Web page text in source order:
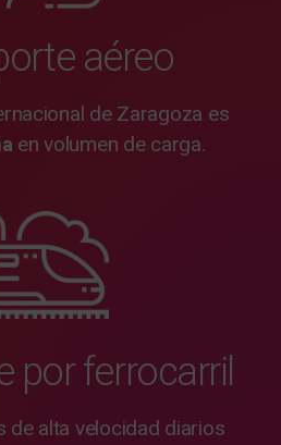
aéreo
de Zaragoza es
en volumen de carga.
por ferrocarril
de alta velocidad diarios